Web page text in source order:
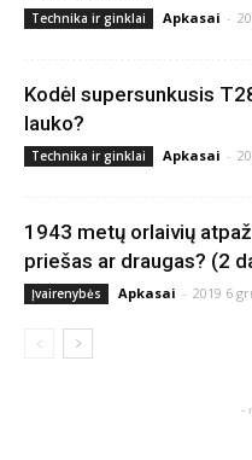
Technika ir ginklai Apkasai -
Kodėl supersunkusis
lauko?
Technika ir ginklai Apkasai -
1943 metų orlaivių
priešas ar draugas? (2
Įvairenybės Apkasai - 2019 6
-